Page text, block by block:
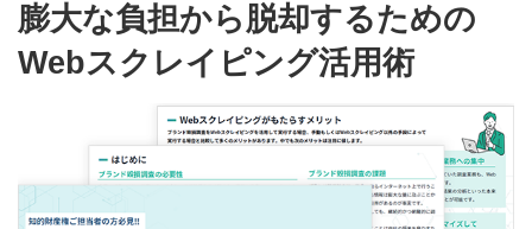
膨大な負担から脱却するための
Webスクレイピング活用術